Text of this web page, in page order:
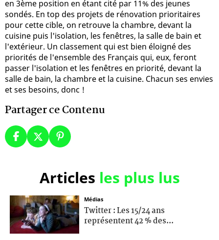
en 3ème position en étant cité par 11% des jeunes
sondés. En top des projets de rénovation prioritaires
pour cette cible, on retrouve la chambre, devant la
cuisine puis l'isolation, les fenêtres, la salle de bain et
l'extérieur. Un classement qui est bien éloigné des
priorités de l'ensemble des Français qui, eux, feront
passer l'isolation et les fenêtres en priorité, devant la
salle de bain, la chambre et la cuisine. Chacun ses envies
et ses besoins, donc !
Partager ce Contenu
Articles les plus lus
Médias
Twitter : Les 15/24 ans
représentent 42 % des...